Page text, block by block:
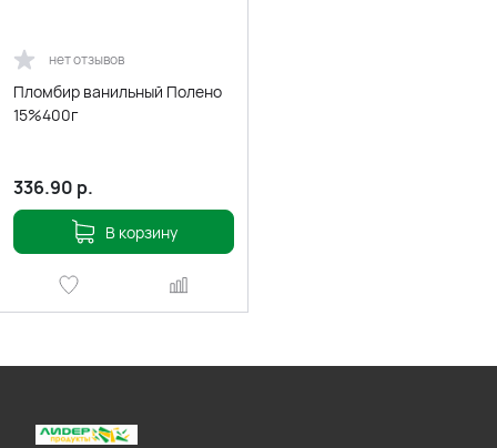
нет отзывов
Пломбир ванильный Полено
15%400г
336.90 р.
В корзину